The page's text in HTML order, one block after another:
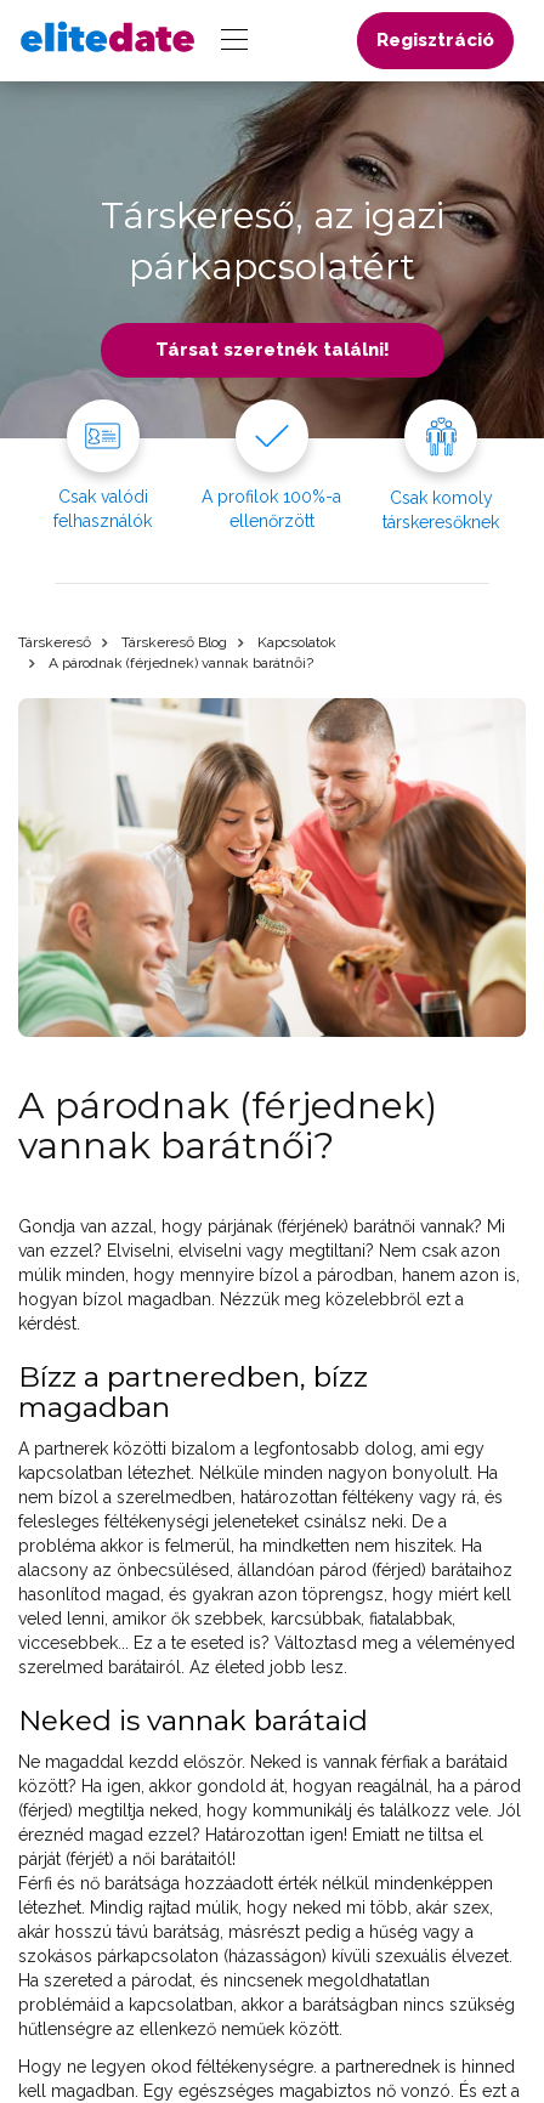
Regisztráció
Társkereső, az igazi
párkapcsolatért
Társat szeretnék találni!
Csak valódi
felhasználók
A profilok 100%-a
ellenőrzött
Csak komoly
társkeresőknek
Társkereső Társkereső Blog
Kapcsolatok
A párodnak (férjednek) vannak barátnői?
A párodnak (férjednek)
vannak barátnői?
Gondja van azzal, hogy párjának (férjének) barátnői vannak? Mi
van ezzel? Elviselni, elviselni vagy megtiltani? Nem csak azon
múlik minden, hogy mennyire bízol a párodban, hanem azon is,
hogyan bízol magadban. Nézzük meg közelebbről ezt a
kérdést.
Bízz a partneredben, bízz
magadban
A partnerek közötti bizalom a legfontosabb dolog, ami egy
kapcsolatban létezhet. Nélküle minden nagyon bonyolult. Ha
nem bízol a szerelmedben, határozottan féltékeny vagy rá, és
felesleges féltékenységi jeleneteket csinálsz neki. De a
probléma akkor is felmerül, ha mindketten nem hiszitek. Ha
alacsony az önbecsülésed, állandóan párod (férjed) barátaihoz
hasonlítod magad, és gyakran azon töprengsz, hogy miért kell
veled lenni, amikor ők szebbek, karcsúbbak, fiatalabbak,
viccesebbek... Ez a te eseted is? Változtasd meg a véleményed
szerelmed barátairól. Az életed jobb lesz.
Neked is vannak barátaid
Ne magaddal kezdd először. Neked is vannak férfiak a barátaid
között? Ha igen, akkor gondold át, hogyan reagálnál, ha a párod
(férjed) megtiltja neked, hogy kommunikálj és találkozz vele. Jól
éreznéd magad ezzel? Határozottan igen! Emiatt ne tiltsa el
párját (férjét) a női barátaitól!
Férfi és nő barátsága hozzáadott érték nélkül mindenképpen
létezhet. Mindig rajtad múlik, hogy neked mi több, akár szex,
akár hosszú távú barátság, másrészt pedig a hűség vagy a
szokásos párkapcsolaton (házasságon) kívüli szexuális élvezet.
Ha szereted a párodat, és nincsenek megoldhatatlan
problémáid a kapcsolatban, akkor a barátságban nincs szükség
hűtlenségre az ellenkező neműek között.
Hogy ne legyen okod féltékenységre. a partnerednek is hinned
kell magadban. Egy egészséges magabiztos nő vonzó. És ezt a